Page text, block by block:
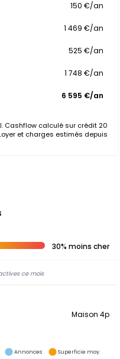
150 €/an
1 469 €/an
525 €/an
1 748 €/an
6 595 €/an
Cashflow calculé sur crédit 20
et charges estimés depuis
30% moins cher
ce mois
Maison 4p
Annonces Superficie moy.